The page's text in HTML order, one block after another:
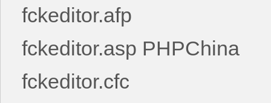
fckeditor.afp
fckeditor.asp PHPChina
fckeditor.cfc